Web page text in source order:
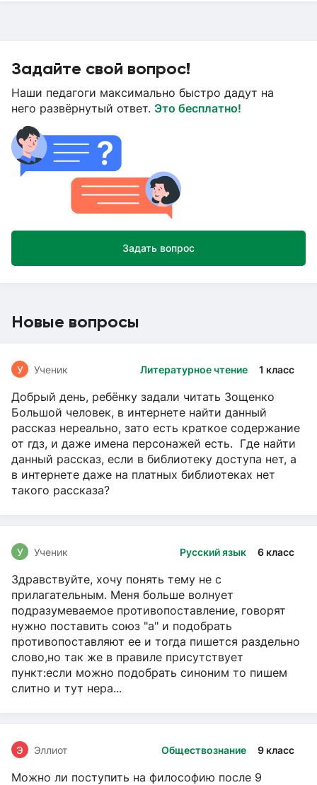
Задайте свой вопрос!
Наши педагоги максимально быстро дадут на
него развёрнутый ответ. Это бесплатно!
Задать вопрос
Новые вопросы
Литературное чтение 1 класс
У Ученик
Добрый день, ребёнку задали читать Зощенко
Большой человек, в интернете найти данный
рассказ нереально, зато есть краткое содержание
от гдз, и даже имена персонажей есть. Где найти
данный рассказ, если в библиотеку доступа нет, а
в интернете даже на платных библиотеках нет
такого рассказа?
Русский язык 6 класс
У Ученик
Здравствуйте, хочу понять тему не с
прилагательным. Меня больше волнует
подразумеваемое противопоставление, говорят
нужно поставить союз "а" и подобрать
противопоставляют ее и тогда пишется раздельно
слово,но так же в правиле присутствует
пункт:если можно подобрать синоним то пишем
слитно и тут нера...
Обществознание 9 класс
Э Эллиот
Можно ли поступить на философию после 9